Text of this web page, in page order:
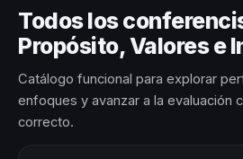
Todos los
Propósito, Valores e
Catálogo funcional para explorar
enfoques y avanzar a la evaluación
correcto.